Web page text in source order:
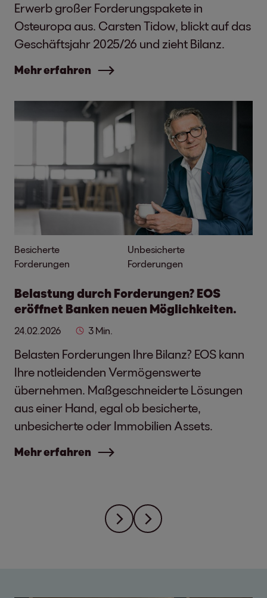
Erwerb großer Forderungspakete in
Osteuropa aus. Carsten Tidow, blickt auf das
Geschäftsjahr 2025/26 und zieht Bilanz.
Mehr erfahren
Besicherte
Forderungen
Unbesicherte
Forderungen
Belastung durch Forderungen? EOS
eröffnet Banken neuen Möglichkeiten.
24.02.2026 3 Min.
Belasten Forderungen Ihre Bilanz? EOS kann
Ihre notleidenden Vermögenswerte
übernehmen. Maßgeschneiderte Lösungen
aus einer Hand, egal ob besicherte,
unbesicherte oder Immobilien Assets.
Mehr erfahren